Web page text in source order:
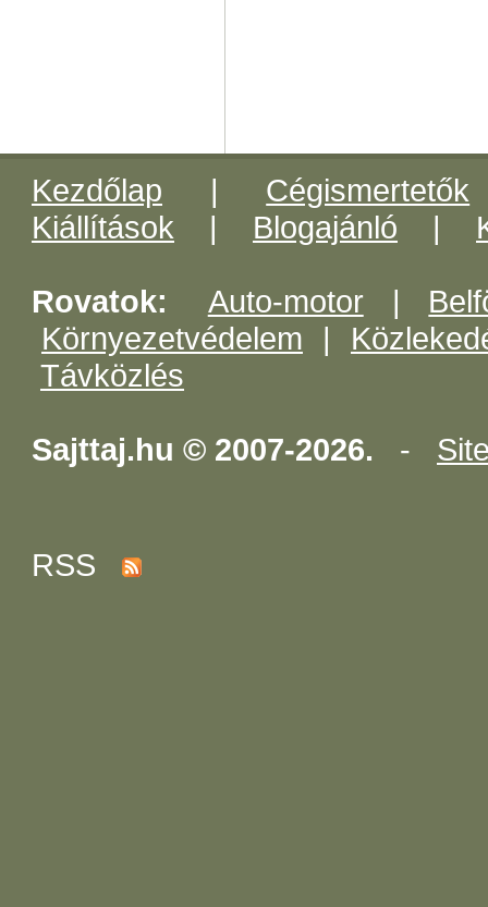
Kezdőlap | Cégismertetők
Kiállítások | Blogajánló |
Rovatok: Auto-motor|
Környezetvédelem |
Távközlés
Sajttaj.hu © 2007-2026. -
RSS